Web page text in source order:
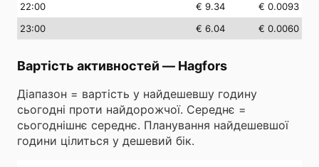
22:00 € 9.34
€ 0.0093
23:00 € 6.04 € 0.0060
Вартість активностей — Hagfors
Діапазон = вартість у найдешевшу годину
сьогодні проти найдорожчої. Середнє =
сьогоднішнє середнє. Планування найдешевшої
години цілиться у дешевий бік.